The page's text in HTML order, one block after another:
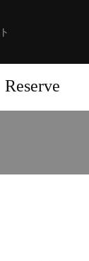
Reserve